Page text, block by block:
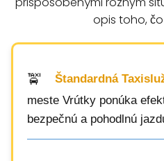
opis toho,
Štandardná
meste Vrútky ponúka
bezpečnú a pohodlnú